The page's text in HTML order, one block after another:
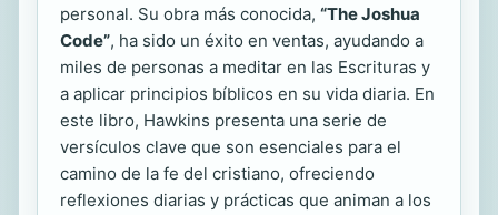
personal. Su obra más conocida, “The Joshua
Code”, ha sido un éxito en ventas, ayudando a
miles de personas a meditar en las Escrituras y
a aplicar principios bíblicos en su vida diaria. En
este libro, Hawkins presenta una serie de
versículos clave que son esenciales para el
camino de la fe del cristiano, ofreciendo
reflexiones diarias y prácticas que animan a los